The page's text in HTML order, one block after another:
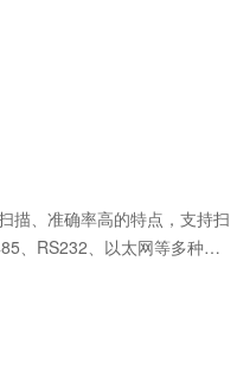
描、准确率高的特点，支持扫
、RS232、以太网等多种输